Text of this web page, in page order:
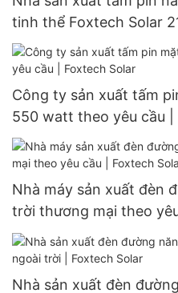
tinh thể Foxtech Solar
đôi 132 cell
Công ty sản xuất tấm
550 watt theo yêu cầu |
Nhà máy sản xuất đèn
trời thương mại theo
Nhà sản xuất đèn